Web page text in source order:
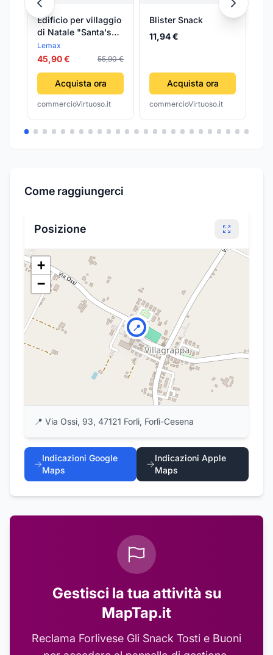
Edificio per villaggio
di Natale "Santa's
Snack Shack" in
resina
Lemax
45,90 € 55,90 €
Acquista ora
commercioVirtuoso.it
Blister Snack
11,94 €
Acquista ora
commercioVirtuoso.it
Come raggiungerci
Posizione
📍
+
−
📍 Via Ossi, 93, 47121 Forlì, Forlì-Cesena
Indicazioni Google
Maps
Indicazioni Apple
Maps
Gestisci la tua attività su
MapTap.it
Reclama Forlivese Gli Snack Tosti e Buoni